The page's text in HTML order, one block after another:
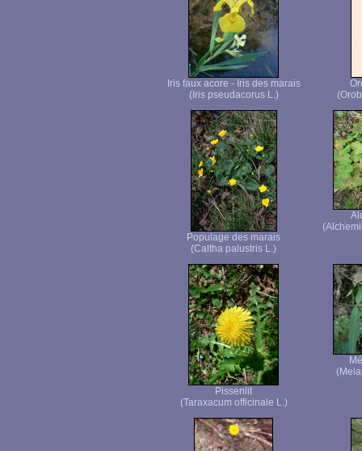
Iris faux acore - Iris des marais
(Iris pseudacorus L.)
Populage des marais
(Caltha palustris L.)
Pissenlit
(Taraxacum officinale L.)